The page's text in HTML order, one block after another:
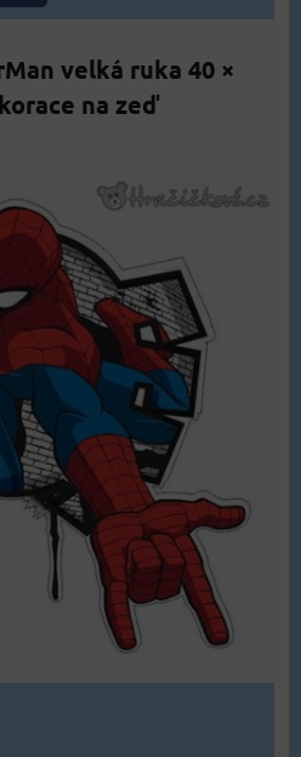
velká ruka 40 ×
na zeď